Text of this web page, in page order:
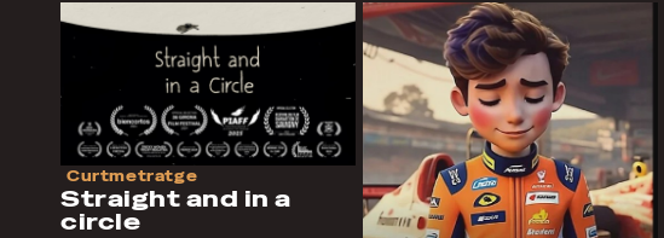
Curtmetratge
Straight and in a
circle